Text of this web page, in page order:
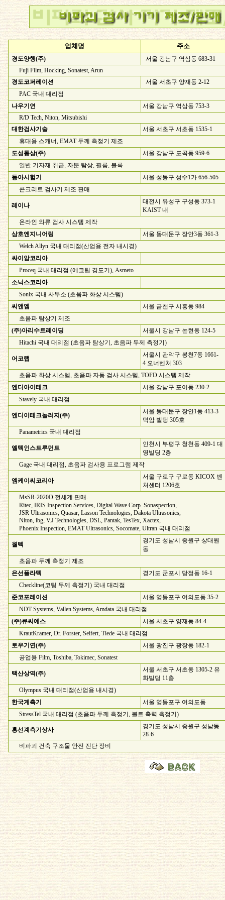
업체명 주소
경도양행(주)
서울 강남구 역삼동 683-31
Fuji Film, Hocking, Sonatest, Arun
경도코퍼레이션
서울 서초구 양재동 2-12
PAC 국내 대리점
나우기연
서울 강남구 역삼동 753-3
R/D Tech, Niton, Mitsubishi
대한검사기술
서울 서초구 서초동 1535-1
휴대용 스캐너, EMAT 두께 측정기 제조
도성통상(주)
서울 강남구 도곡동 959-6
일반 기자재 취급, 자분 탐상, 필름, 블록
동아시험기
서울 성동구 성수1가 656-505
콘크리트 검사기 제조 판매
레이나
대전시 유성구 구성동 373-1
KAIST 내
온라인 와류 검사 시스템 제작
삼호엔지니어링
서울 동대문구 장안3동 361-3
Welch Allyn 국내 대리점(산업용 전자 내시경)
싸이암코리아
Proceq 국내 대리점 (에코팁 경도기), Asmeto
소닉스코리아
Sonix 국내 사무소 (초음파 화상 시스템)
씨앤엠
서울 금천구 시흥동 984
초음파 탐상기 제조
(주)아리수트레이딩
서울시 강남구 논현동 124-5
Hitachi 국내 대리점 (초음파 탐상기, 초음파 두께 측정기)
어코랩
서울시 관악구 봉천7동 1661-
4 오너벤처 303
초음파 화상 시스템, 초음파 자동 검사 시스템, TOFD 시스템 제작
엔디아이테크
서울 강남구 포이동 230-2
Stavely 국내 대리점
엔디이테크놀러지(주)
서울 동대문구 장안1동 413-3
덕암 빌딩 305호
Panametrics 국내 대리점
엘텍인스트루먼트
인천시 부평구 청천동 409-1 대
영빌딩 2층
Gage 국내 대리점, 초음파 검사용 프로그램 제작
엠케이씨코리아
서울 구로구 구로동 KICOX 벤
처센터 1206호
MsSR-2020D 전세계 판매.
Ritec, IRIS Inspection Services, Digital Wave Corp. Sonaspection,
JSR Ultrasonics, Quasar, Lasson Technologies, Dakota Ultrasonics,
Niton, ibg, V.J Technologies, DSL, Pantak, TesTex, Xactex,
Phoenix Inspection, EMAT Ultrasonics, Socomate, Ultran 국내 대리점
월텍
경기도 성남시 중원구 상대원
동
초음파 두께 측정기 제조
은선플라텍
경기도 군포시 당정동 16-1
Checkline(코팅 두께 측정기) 국내 대리점
준코포레이션
서울 영등포구 여의도동 35-2
NDT Systems, Vallen Systems, Amdata 국내 대리점
(주)큐씨에스
서울 서초구 양재동 84-4
KrautKramer, Dr. Forster, Seifert, Tiede 국내 대리점
토우기연(주)
서울 광진구 광장동 182-1
공업용 Film, Toshiba, Tokimec, Sonatest
택산상역(주)
서울 서초구 서초동 1305-2 유
화빌딩 11층
Olympus 국내 대리점(산업용 내시경)
한국계측기
서울 영등포구 여의도동
StressTel 국내 대리점 (초음파 두께 측정기, 볼트 축력 측정기)
홍선계측기상사
경기도 성남시 중원구 성남동
28-6
비파괴 건축 구조물 안전 진단 장비